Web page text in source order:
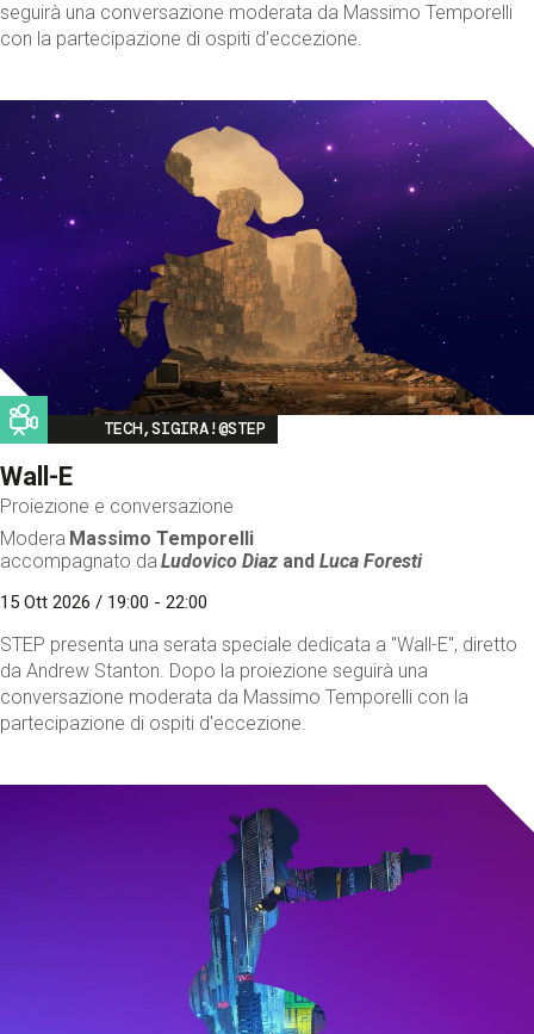
seguirà una conversazione moderata da Massimo Temporelli
con la partecipazione di ospiti d'eccezione.
Image
TECH,SIGIRA!@STEP
Wall-E
Proiezione e conversazione
Modera Massimo Temporelli
accompagnato da Ludovico Diaz andLuca Foresti
15 Ott 2026 / 19:00 - 22:00
STEP presenta una serata speciale dedicata a "Wall-E", diretto
da Andrew Stanton. Dopo la proiezione seguirà una
conversazione moderata da Massimo Temporelli con la
partecipazione di ospiti d'eccezione.